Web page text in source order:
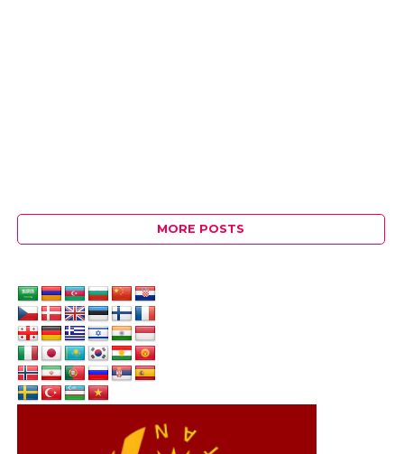
MORE POSTS